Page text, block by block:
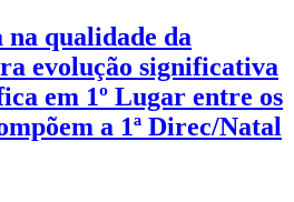
qualidade da
evolução significativa
em 1º Lugar entre os
a 1ª Direc/Natal